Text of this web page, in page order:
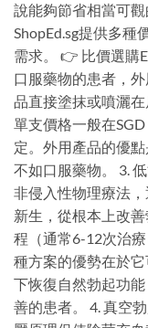
說能夠節省相當可
ShopEd.sg提供多種
需求。 👉 比價選購
口服藥物的患者，
品直接塗抹或噴灑
單支價格一般在
定。外用產品的優
不如口服藥物。 3.
非侵入性物理療法
新生，從根本上改
程（通常6-12次治
種方案的優勢在於
下恢復自然勃起功
善的患者。 4. 真空